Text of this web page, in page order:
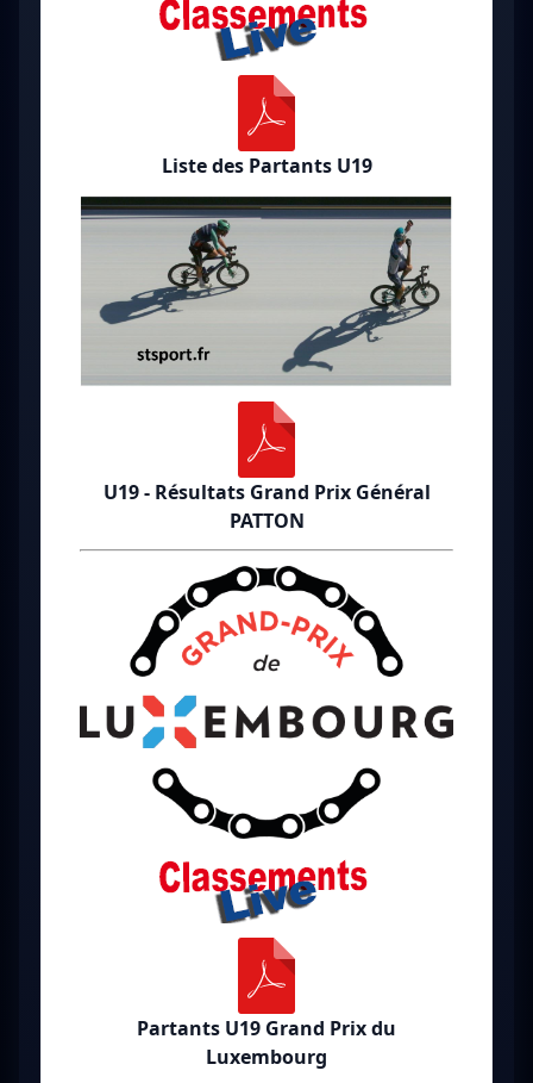
Liste des Partants U19
U19 - Résultats Grand Prix Général
PATTON
Partants U19 Grand Prix du
Luxembourg